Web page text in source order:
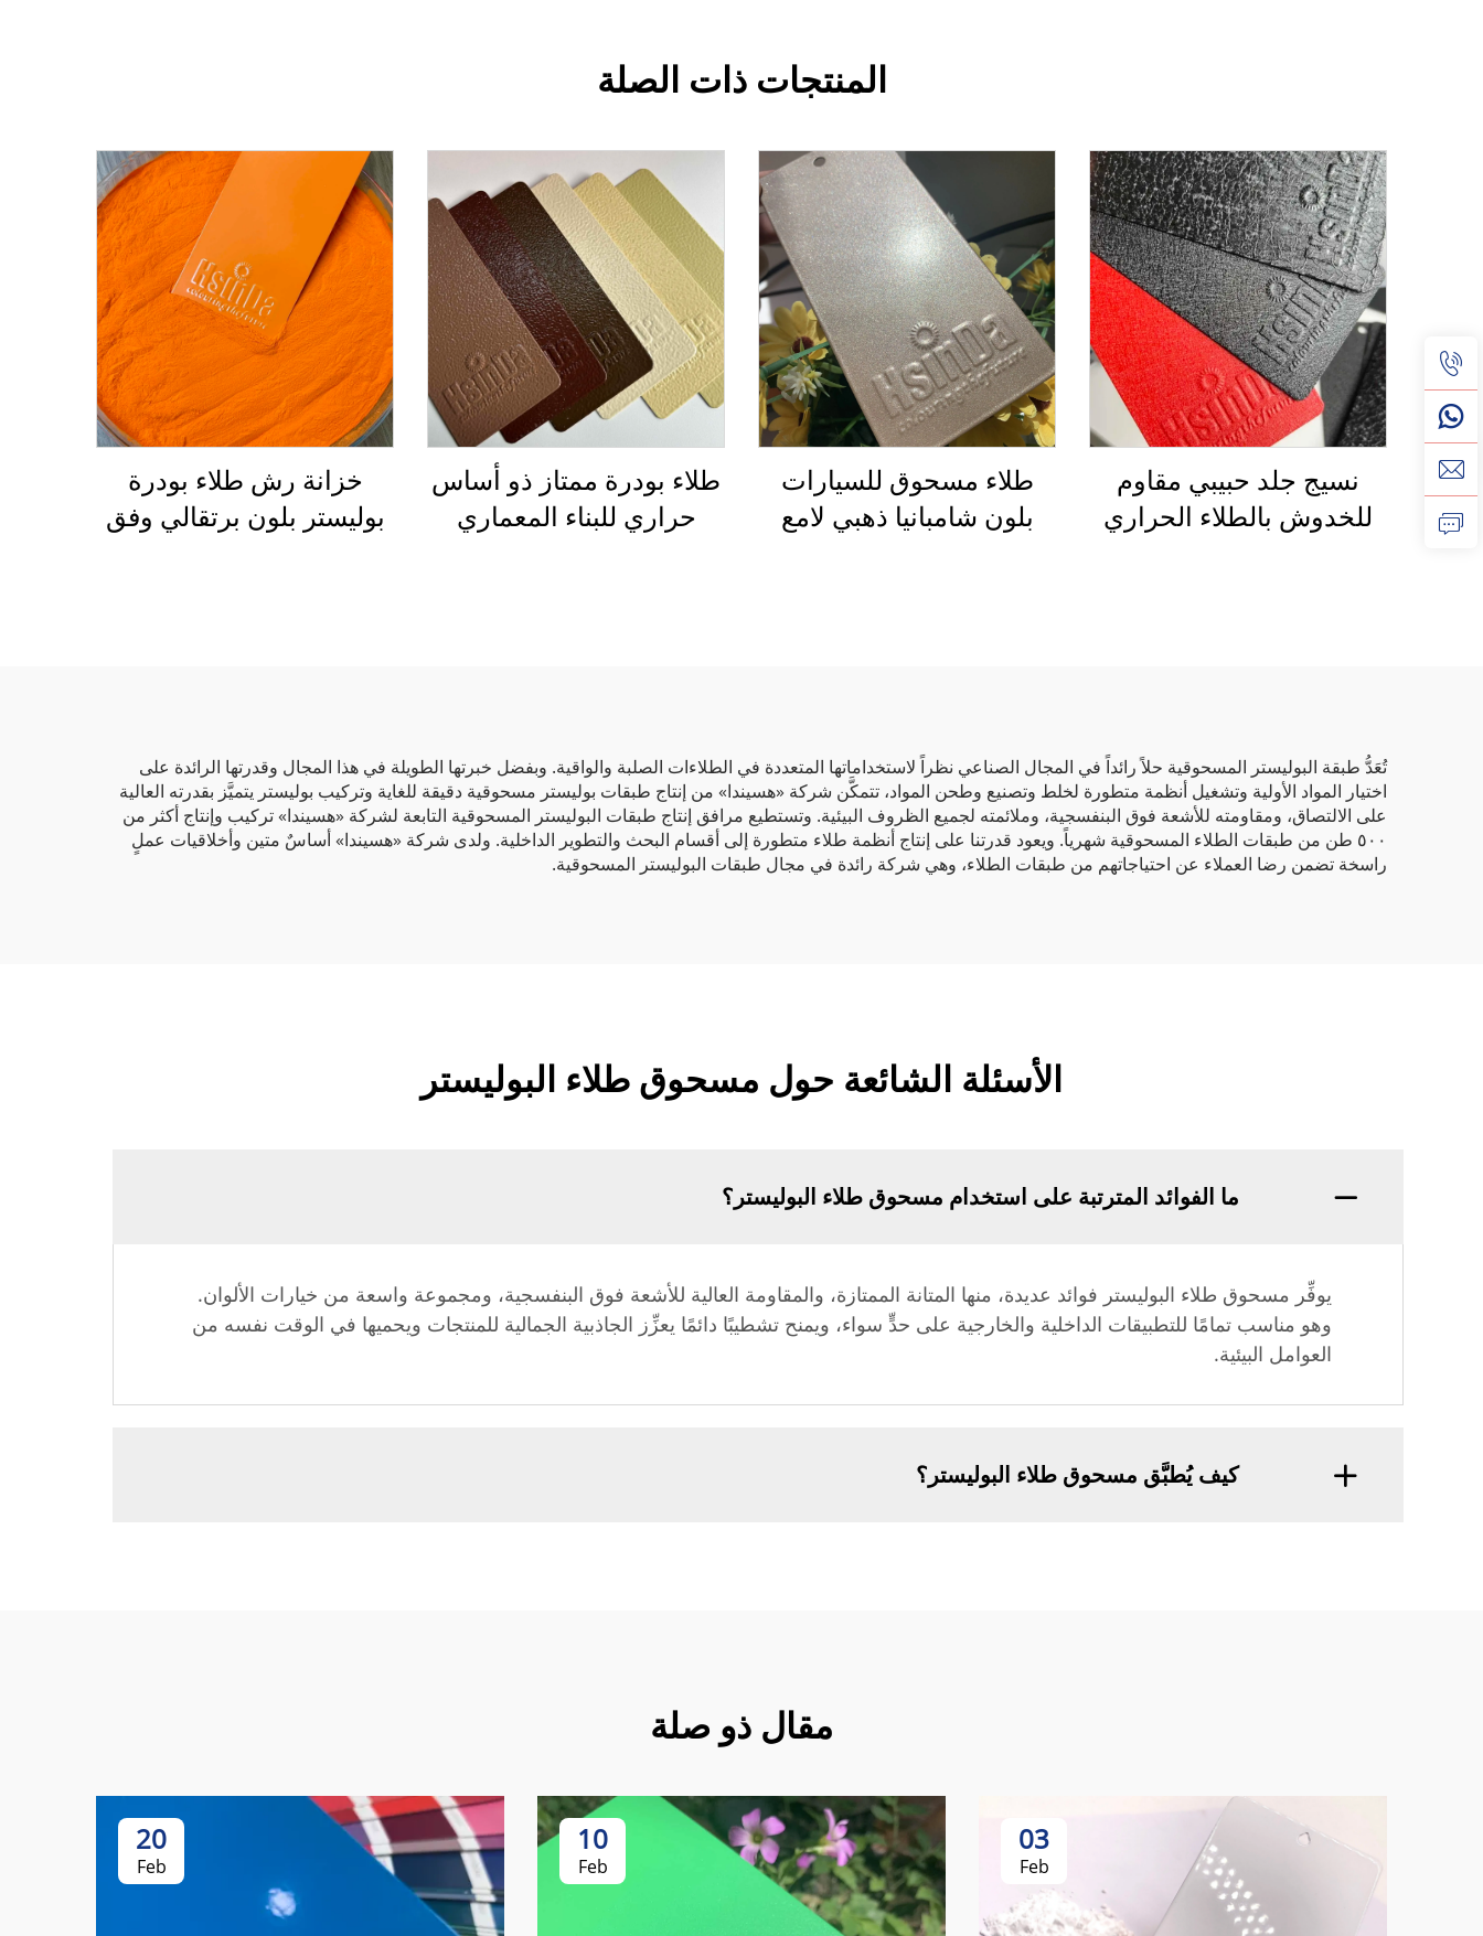
المنتجات ذات الصلة
نسيج جلد حبيبي مقاوم
للخدوش بالطلاء الحراري
طلاء مسحوق للسيارات
بلون شامبانيا ذهبي لامع
طلاء بودرة ممتاز ذو أساس
حراري للبناء المعماري
خزانة رش طلاء بودرة
بوليستر بلون برتقالي وفق
تُعَدُّ طبقة البوليستر المسحوقية حلاً رائداً في المجال الصناعي نظراً لاستخداماتها المتعددة في الطلاءات الصلبة والواقية. وبفضل خبرتها الطويلة في هذا المجال وقدرتها الرائدة على
اختيار المواد الأولية وتشغيل أنظمة متطورة لخلط وتصنيع وطحن المواد، تتمكَّن شركة «هسيندا» من إنتاج طبقات بوليستر مسحوقية دقيقة للغاية وتركيب بوليستر يتميَّز بقدرته العالية
على الالتصاق، ومقاومته للأشعة فوق البنفسجية، وملائمته لجميع الظروف البيئية. وتستطيع مرافق إنتاج طبقات البوليستر المسحوقية التابعة لشركة «هسيندا» تركيب وإنتاج أكثر من
٥٠٠ طن من طبقات الطلاء المسحوقية شهرياً. ويعود قدرتنا على إنتاج أنظمة طلاء متطورة إلى أقسام البحث والتطوير الداخلية. ولدى شركة «هسيندا» أساسٌ متين وأخلاقيات عملٍ
راسخة تضمن رضا العملاء عن احتياجاتهم من طبقات الطلاء، وهي شركة رائدة في مجال طبقات البوليستر المسحوقية.
الأسئلة الشائعة حول مسحوق طلاء البوليستر
ما الفوائد المترتبة على استخدام مسحوق طلاء البوليستر؟
يوفِّر مسحوق طلاء البوليستر فوائد عديدة، منها المتانة الممتازة، والمقاومة العالية للأشعة فوق البنفسجية، ومجموعة واسعة من خيارات الألوان.
وهو مناسب تمامًا للتطبيقات الداخلية والخارجية على حدٍّ سواء، ويمنح تشطيبًا دائمًا يعزِّز الجاذبية الجمالية للمنتجات ويحميها في الوقت نفسه من
العوامل البيئية.
كيف يُطبَّق مسحوق طلاء البوليستر؟
مقال ذو صلة
03
Feb
10
Feb
20
Feb